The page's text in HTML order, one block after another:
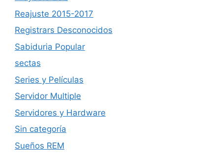
Reajuste 2015-2017
Registrars Desconocidos
Sabiduria Popular
sectas
Series y Películas
Servidor Multiple
Servidores y Hardware
Sin categoría
Sueños REM